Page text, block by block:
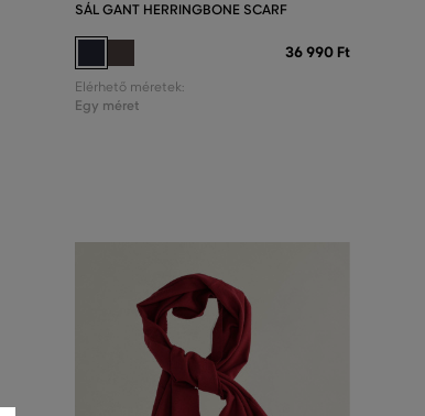
SÁL GANT HERRINGBONE SCARF
36 990 Ft
Elérhető méretek:
Egy méret